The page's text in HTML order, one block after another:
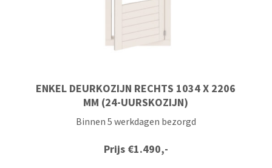
ENKEL DEURKOZIJN RECHTS 1034 X 2206
MM (24-UURSKOZIJN)
Prijs €1.490,-
Binnen 5 werkdagen bezorgd